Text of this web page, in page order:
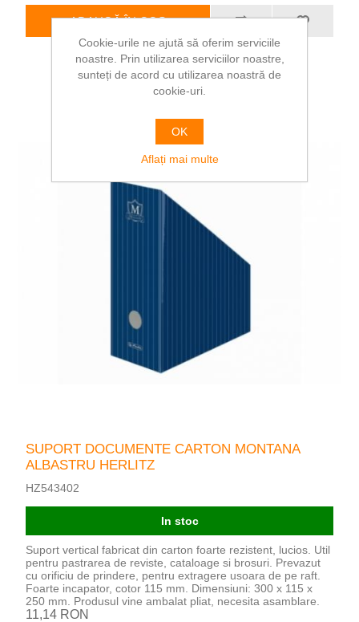
ADAUGĂ ÎN COȘ
SUPORT DOCUMENTE CARTON MONTANA
ALBASTRU HERLITZ
HZ543402
In stoc
Suport vertical fabricat din carton foarte rezistent, lucios. Util
pentru pastrarea de reviste, cataloage si brosuri. Prevazut
cu orificiu de prindere, pentru extragere usoara de pe raft.
Foarte incapator, cotor 115 mm. Dimensiuni: 300 x 115 x
250 mm. Produsul vine ambalat pliat, necesita asamblare.
11,14 RON
Cookie-urile ne ajută să oferim serviciile
noastre. Prin utilizarea serviciilor noastre,
sunteți de acord cu utilizarea noastră de
cookie-uri.
OK
Aflați mai multe